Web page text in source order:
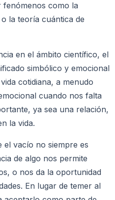
fenómenos como la
la teoría cuántica de
en el ámbito científico, el
simbólico y emocional
cotidiana, a menudo
cuando nos falta
ya sea una relación,
la vida.
el vacío no siempre es
de algo nos permite
o nos da la oportunidad
En lugar de temer al